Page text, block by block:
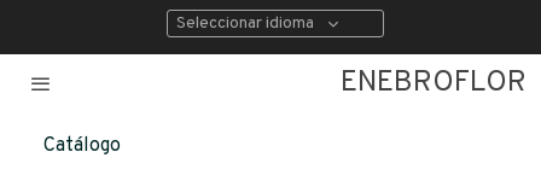
Seleccionar idioma
ENEBROFLOR
Catálogo